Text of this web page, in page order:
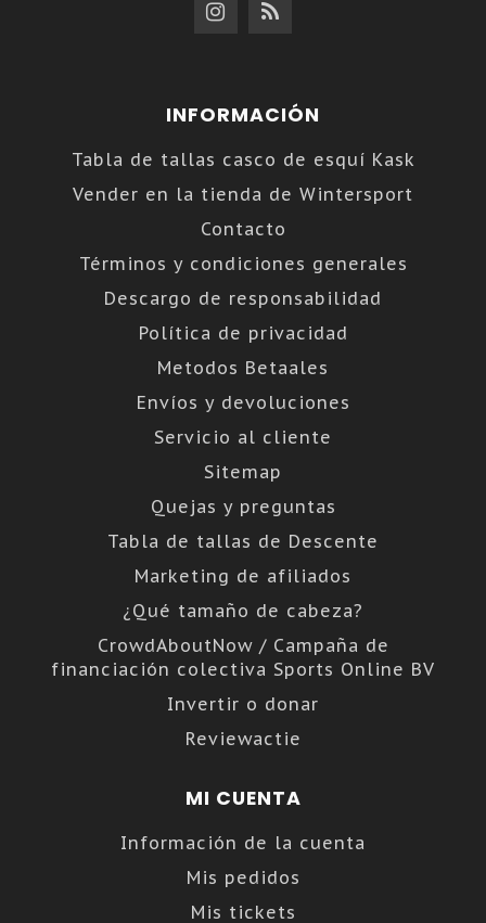
INFORMACIÓN
Tabla de tallas casco de esquí Kask
Vender en la tienda de Wintersport
Contacto
Términos y condiciones generales
Descargo de responsabilidad
Política de privacidad
Metodos Betaales
Envíos y devoluciones
Servicio al cliente
Sitemap
Quejas y preguntas
Tabla de tallas de Descente
Marketing de afiliados
¿Qué tamaño de cabeza?
CrowdAboutNow / Campaña de
financiación colectiva Sports Online BV
Invertir o donar
Reviewactie
MI CUENTA
Información de la cuenta
Mis pedidos
Mis tickets